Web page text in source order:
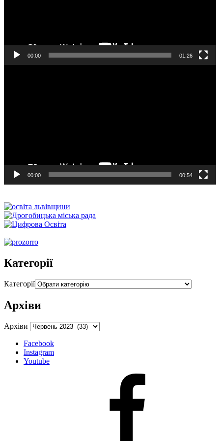
00:00 01:26
00:00 00:54
Категорії
Категорії
Архіви
Архіви
Facebook
Instagram
Youtube